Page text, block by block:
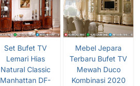
Set Bufet TV
Lemari Hias
Natural Classic
Manhattan DF-
Mebel Jepara
Terbaru Bufet TV
Mewah Duco
Kombinasi 2020